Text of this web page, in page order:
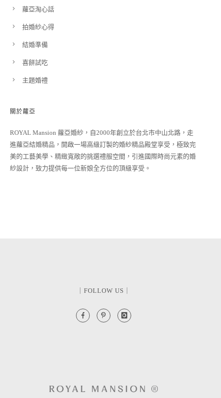
蘿亞淘心話
拍婚紗心得
結婚準備
喜餅試吃
主題婚禮
關於蘿亞
ROYAL Mansion 蘿亞婚紗，自2000年創立於台北市中山北路，走
進蘿亞結婚精品，開啟一場高級訂製的婚紗精品殿堂享受，極致完
美的工藝美學、精緻寬敞的挑選禮服空間，引進國際時尚元素的婚
紗設計，致力提供每一位新娘全方位的頂級享受。
｜FOLLOW US｜